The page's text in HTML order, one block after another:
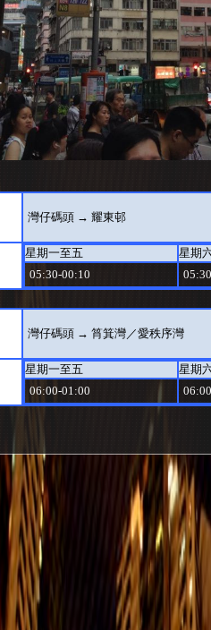
灣仔碼頭 → 耀東邨
星期一至五
星期
05:30-00:10
灣仔碼頭 → 筲箕灣／愛秩序灣
星期一至五
星期
06:00-01:00
嘉亨灣 → 赤柱炮台 (閘口)
星期一至五
星期
08:20-23:40
田灣 → 筲箕灣
星期一至五
星期
06:00-23:06